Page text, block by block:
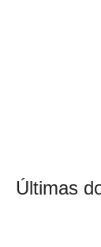
Últimas